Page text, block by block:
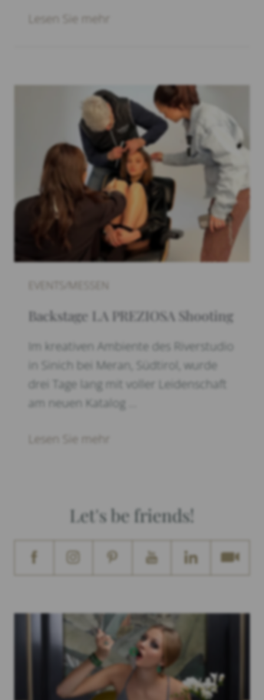
Lesen Sie mehr
Backstage LA PREZIOSA Shooting
Im kreativen Ambiente des Riverstudio
in Sinich bei Meran, Südtirol, wurde
drei Tage lang mit voller Leidenschaft
am neuen Katalog …
Lesen Sie mehr
Let's be friends!